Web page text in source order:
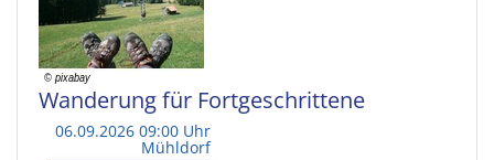
Wanderung für Fortgeschrittene
06.09.2026 09:00 Uhr
Mühldorf